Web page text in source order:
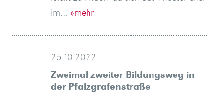
im… »mehr
25.10.2022
Zweimal zweiter Bildungsweg in
der Pfalzgrafenstraße